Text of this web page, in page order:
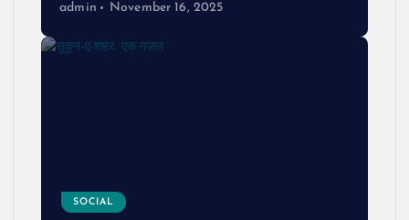
admin November 16, 2025
SOCIAL